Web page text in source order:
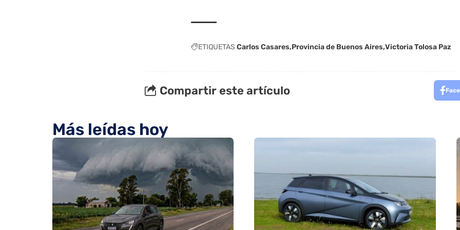
ETIQUETAS Carlos Casares Provincia de Buenos Aires Victoria Tolosa Paz
Compartir este artículo
Más leídas hoy